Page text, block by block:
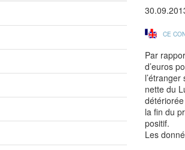
CE
Par
d’euros
nette du
la fin du
positif.
Les